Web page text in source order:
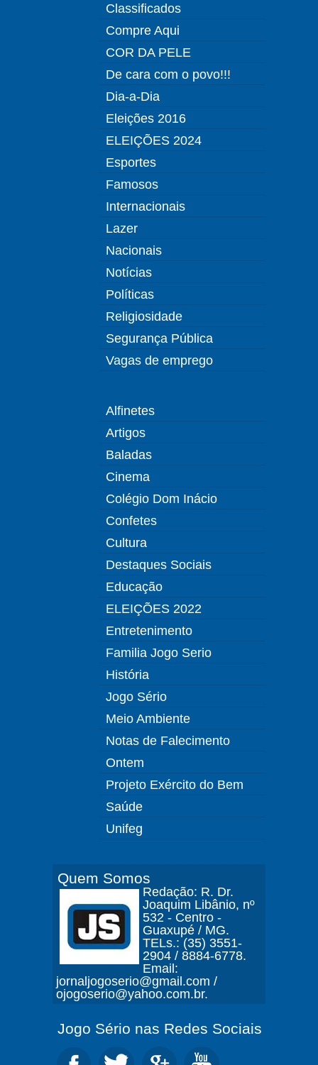
Classificados
Compre Aqui
COR DA PELE
De cara com o povo!!!
Dia-a-Dia
Eleições 2016
ELEIÇÕES 2024
Esportes
Famosos
Internacionais
Lazer
Nacionais
Notícias
Políticas
Religiosidade
Segurança Pública
Vagas de emprego
Alfinetes
Artigos
Baladas
Cinema
Colégio Dom Inácio
Confetes
Cultura
Destaques Sociais
Educação
ELEIÇÕES 2022
Entretenimento
Familia Jogo Serio
História
Jogo Sério
Meio Ambiente
Notas de Falecimento
Ontem
Projeto Exército do Bem
Saúde
Unifeg
Quem Somos
Redação: R. Dr.
Joaquim Libânio, nº
532 - Centro -
Guaxupé / MG.
TELs.: (35) 3551-
2904 / 8884-6778.
Email:
jornaljogoserio@gmail.com /
ojogoserio@yahoo.com.br.
Jogo Sério nas Redes Sociais